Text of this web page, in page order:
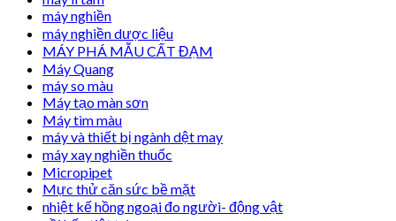
máy nghiền
máy nghiền dược liệu
MÁY PHÁ MẪU CẤT ĐẠM
Máy Quang
máy so màu
Máy tạo màn sơn
Máy tìm màu
máy và thiết bị ngành dệt may
máy xay nghiền thuốc
Micropipet
Mực thử căn sức bề mặt
nhiệt kế hồng ngoại đo người- động vật